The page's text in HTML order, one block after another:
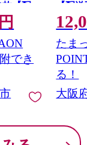
枚【配
海道・
039D-
円
でき
【配
道・
013】
たま
る！
大阪